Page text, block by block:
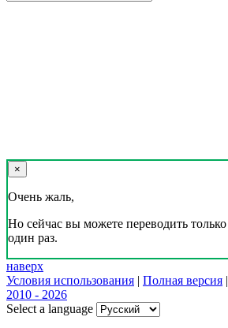
×
Очень жаль,
Но сейчас вы можете переводить только
один раз.
наверх
Условия использования | Полная версия |
2010 - 2026
Select a language